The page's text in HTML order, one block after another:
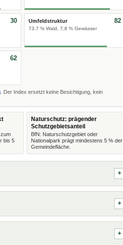
30 Umfeldstruktur
73,7 % Wald, 7,8 % Gewässer
82
62
. Der Index ersetzt keine Besichtigung, kein
bis 5
Naturschutz: prägender
Schutzgebietsanteil
BfN: Naturschutzgebiet oder
Nationalpark prägt mindestens 5 % der
Gemeindefläche.